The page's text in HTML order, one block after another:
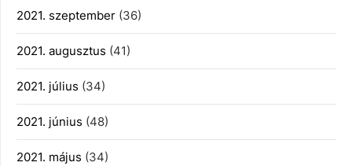
2021. szeptember (36)
2021. augusztus (41)
2021. július (34)
2021. június (48)
2021. május (34)